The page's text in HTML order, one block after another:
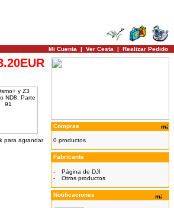
Mi Cuenta | Ver Cesta | Realizar Pedido
para agrandar
Compras
0 productos
Fabricante
-
Página de DJI
-
Otros productos
Notificaciones